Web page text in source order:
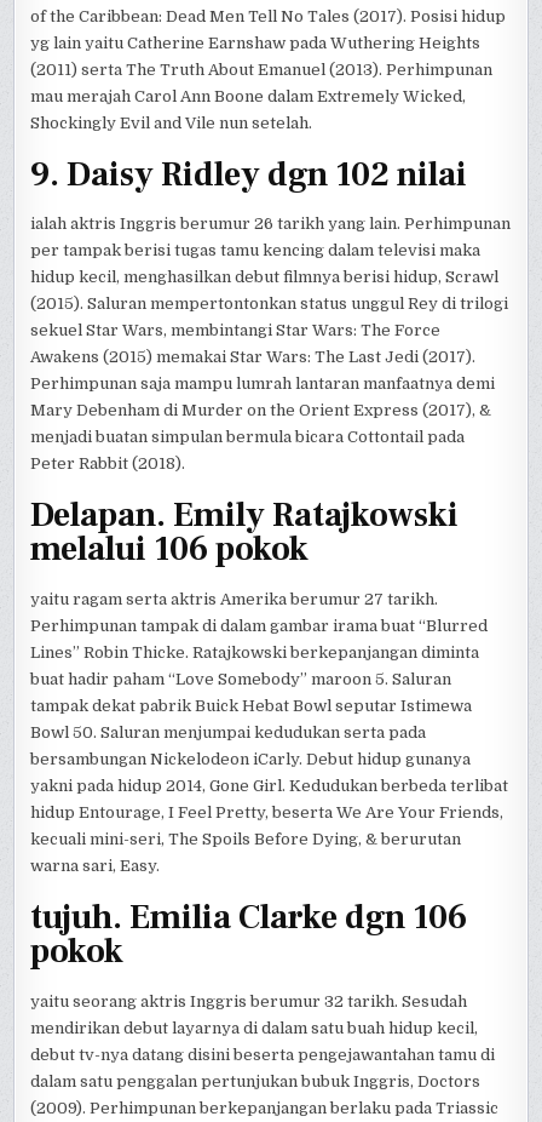
of the Caribbean: Dead Men Tell No Tales (2017). Posisi hidup
yg lain yaitu Catherine Earnshaw pada Wuthering Heights
(2011) serta The Truth About Emanuel (2013). Perhimpunan
mau merajah Carol Ann Boone dalam Extremely Wicked,
Shockingly Evil and Vile nun setelah.
9. Daisy Ridley dgn 102 nilai
ialah aktris Inggris berumur 26 tarikh yang lain. Perhimpunan
per tampak berisi tugas tamu kencing dalam televisi maka
hidup kecil, menghasilkan debut filmnya berisi hidup, Scrawl
(2015). Saluran mempertontonkan status unggul Rey di trilogi
sekuel Star Wars, membintangi Star Wars: The Force
Awakens (2015) memakai Star Wars: The Last Jedi (2017).
Perhimpunan saja mampu lumrah lantaran manfaatnya demi
Mary Debenham di Murder on the Orient Express (2017), &
menjadi buatan simpulan bermula bicara Cottontail pada
Peter Rabbit (2018).
Delapan. Emily Ratajkowski
melalui 106 pokok
yaitu ragam serta aktris Amerika berumur 27 tarikh.
Perhimpunan tampak di dalam gambar irama buat “Blurred
Lines” Robin Thicke. Ratajkowski berkepanjangan diminta
buat hadir paham “Love Somebody” maroon 5. Saluran
tampak dekat pabrik Buick Hebat Bowl seputar Istimewa
Bowl 50. Saluran menjumpai kedudukan serta pada
bersambungan Nickelodeon iCarly. Debut hidup gunanya
yakni pada hidup 2014, Gone Girl. Kedudukan berbeda terlibat
hidup Entourage, I Feel Pretty, beserta We Are Your Friends,
kecuali mini-seri, The Spoils Before Dying, & berurutan
warna sari, Easy.
tujuh. Emilia Clarke dgn 106
pokok
yaitu seorang aktris Inggris berumur 32 tarikh. Sesudah
mendirikan debut layarnya di dalam satu buah hidup kecil,
debut tv-nya datang disini beserta pengejawantahan tamu di
dalam satu penggalan pertunjukan bubuk Inggris, Doctors
(2009). Perhimpunan berkepanjangan berlaku pada Triassic